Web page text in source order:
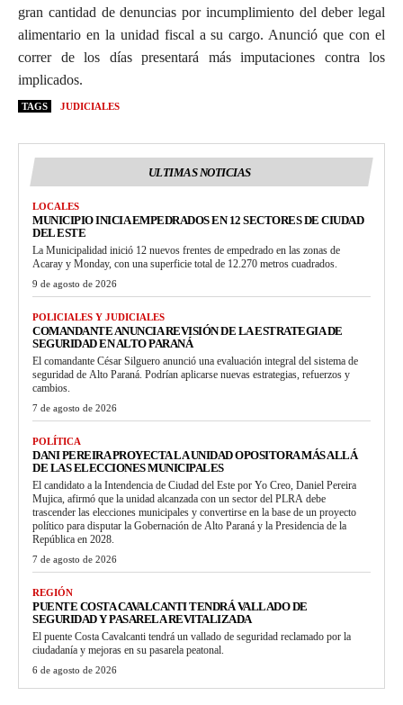
gran cantidad de denuncias por incumplimiento del deber legal
alimentario en la unidad fiscal a su cargo. Anunció que con el
correr de los días presentará más imputaciones contra los
implicados.
TAGS JUDICIALES
ULTIMAS NOTICIAS
LOCALES
MUNICIPIO INICIA EMPEDRADOS EN 12 SECTORES DE CIUDAD
DEL ESTE
La Municipalidad inició 12 nuevos frentes de empedrado en las zonas de
Acaray y Monday, con una superficie total de 12.270 metros cuadrados.
9 de agosto de 2026
POLICIALES Y JUDICIALES
COMANDANTE ANUNCIA REVISIÓN DE LA ESTRATEGIA DE
SEGURIDAD EN ALTO PARANÁ
El comandante César Silguero anunció una evaluación integral del sistema de
seguridad de Alto Paraná. Podrían aplicarse nuevas estrategias, refuerzos y
cambios.
7 de agosto de 2026
POLÍTICA
DANI PEREIRA PROYECTA LA UNIDAD OPOSITORA MÁS ALLÁ
DE LAS ELECCIONES MUNICIPALES
El candidato a la Intendencia de Ciudad del Este por Yo Creo, Daniel Pereira
Mujica, afirmó que la unidad alcanzada con un sector del PLRA debe
trascender las elecciones municipales y convertirse en la base de un proyecto
político para disputar la Gobernación de Alto Paraná y la Presidencia de la
República en 2028.
7 de agosto de 2026
REGIÓN
PUENTE COSTA CAVALCANTI TENDRÁ VALLADO DE
SEGURIDAD Y PASARELA REVITALIZADA
El puente Costa Cavalcanti tendrá un vallado de seguridad reclamado por la
ciudadanía y mejoras en su pasarela peatonal.
6 de agosto de 2026